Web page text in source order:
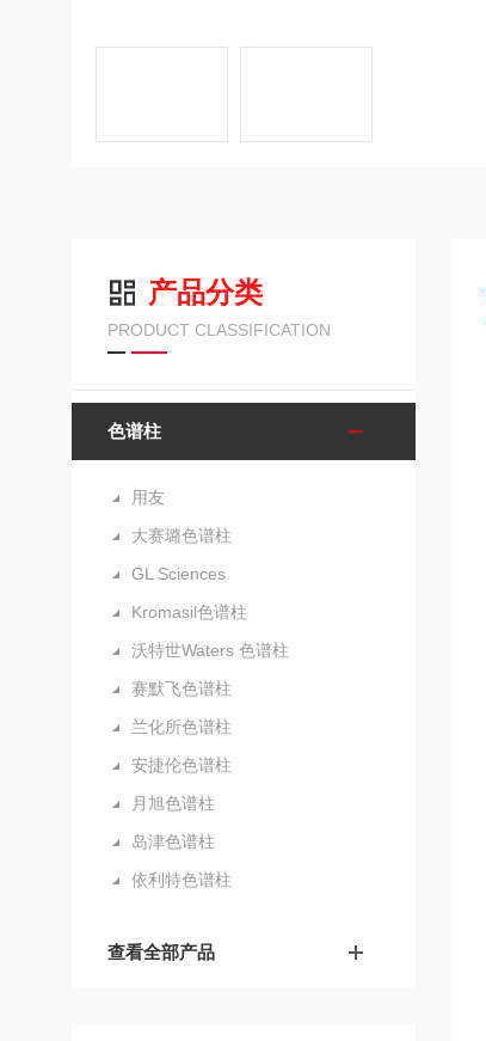
产品分类
PRODUCT CLASSIFICATION
色谱柱
用友
大赛璐色谱柱
GL Sciences
Kromasil色谱柱
沃特世Waters 色谱柱
赛默飞色谱柱
兰化所色谱柱
安捷伦色谱柱
月旭色谱柱
岛津色谱柱
依利特色谱柱
查看全部产品